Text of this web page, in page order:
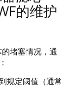
的维护
堵塞情况，通
规定阈值（通常